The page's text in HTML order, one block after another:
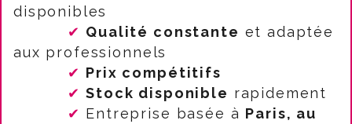
disponibles
✔ Qualité constante et adaptée
aux professionnels
✔ Prix compétitifs
✔Stock disponible rapidement
✔ Entreprise basée à Paris, au